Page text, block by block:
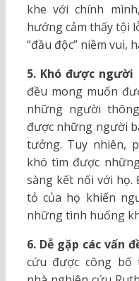
khe với chính
hướng cảm thấy tội
“đầu độc” niềm vui,
5. Khó được người
đều mong muốn
những người
được những người
tưởng. Tuy nhiên,
khó tìm được
sàng kết nối với họ.
tỏ của họ khiến
những tình huống
6. Dễ gặp các vấn
cứu được công bố